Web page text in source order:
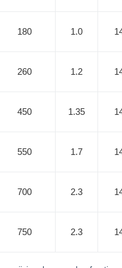
180 1.0
260 1.2
450 1.35
550 1.7
700 2.3
750 2.3